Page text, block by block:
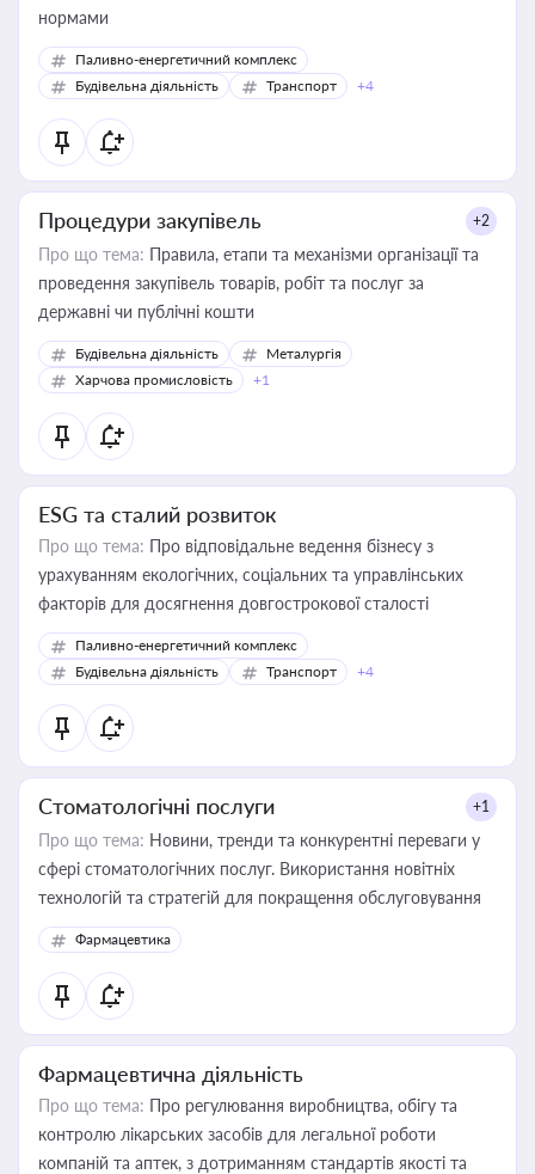
нормами
Паливно-енергетичний комплекс
Будівельна діяльність
Транспорт +4
Процедури закупівель +2
Про що тема: Правила, етапи та механізми організації та
проведення закупівель товарів, робіт та послуг за
державні чи публічні кошти
Будівельна діяльність
Металургія
Харчова промисловість
+1
ESG та сталий розвиток
Про що тема: Про відповідальне ведення бізнесу з
урахуванням екологічних, соціальних та управлінських
факторів для досягнення довгострокової сталості
Паливно-енергетичний комплекс
Будівельна діяльність
Транспорт +4
Стоматологічні послуги +1
Про що тема: Новини, тренди та конкурентні переваги у
сфері стоматологічних послуг. Використання новітніх
технологій та стратегій для покращення обслуговування
Фармацевтика
Фармацевтична діяльність
Про що тема: Про регулювання виробництва, обігу та
контролю лікарських засобів для легальної роботи
компаній та аптек, з дотриманням стандартів якості та